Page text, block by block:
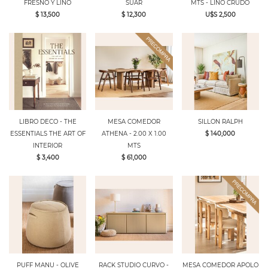
FRESNO Y LINO
$ 13,500
SUAR
$ 12,300
MTS - LINO CRUDO
U$S 2,500
LIBRO DECO - THE
ESSENTIALS THE ART OF
INTERIOR
$ 3,400
MESA COMEDOR
ATHENA - 2.00 X 1.00
MTS
$ 61,000
SILLON RALPH
$ 140,000
PUFF MANU - OLIVE
RACK STUDIO CURVO -
MESA COMEDOR APOLO